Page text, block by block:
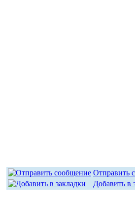
Отправить
Добавить в